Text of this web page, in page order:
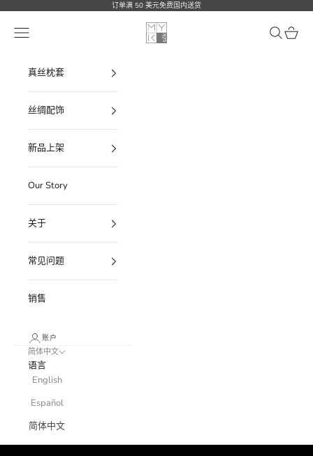
订单满 50 美元免费国内送货
MYK Silk
打开导航菜单 打开搜索
打开
真丝枕套
丝绸配饰
新品上架
Our Story
关于
常见问题
销售
账户
简体中文
语言
English
Español
简体中文